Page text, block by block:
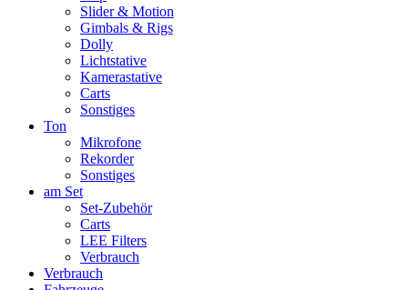
Slider & Motion
Gimbals & Rigs
Dolly
Lichtstative
Kamerastative
Carts
Sonstiges
Ton
Mikrofone
Rekorder
Sonstiges
am Set
Set-Zubehör
Carts
LEE Filters
Verbrauch
Verbrauch